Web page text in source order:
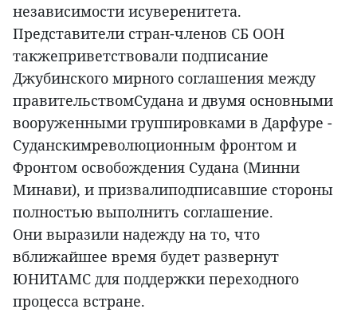
независимости исуверенитета.
Представители стран-членов СБ ООН
такжеприветствовали подписание
Джубинского мирного соглашения между
правительствомСудана и двумя основными
вооруженными группировками в Дарфуре -
Суданскимреволюционным фронтом и
Фронтом освобождения Судана (Минни
Минави), и призвалиподписавшие стороны
полностью выполнить соглашение.
Они выразили надежду на то, что
вближайшее время будет развернут
ЮНИТАМС для поддержки переходного
процесса встране.